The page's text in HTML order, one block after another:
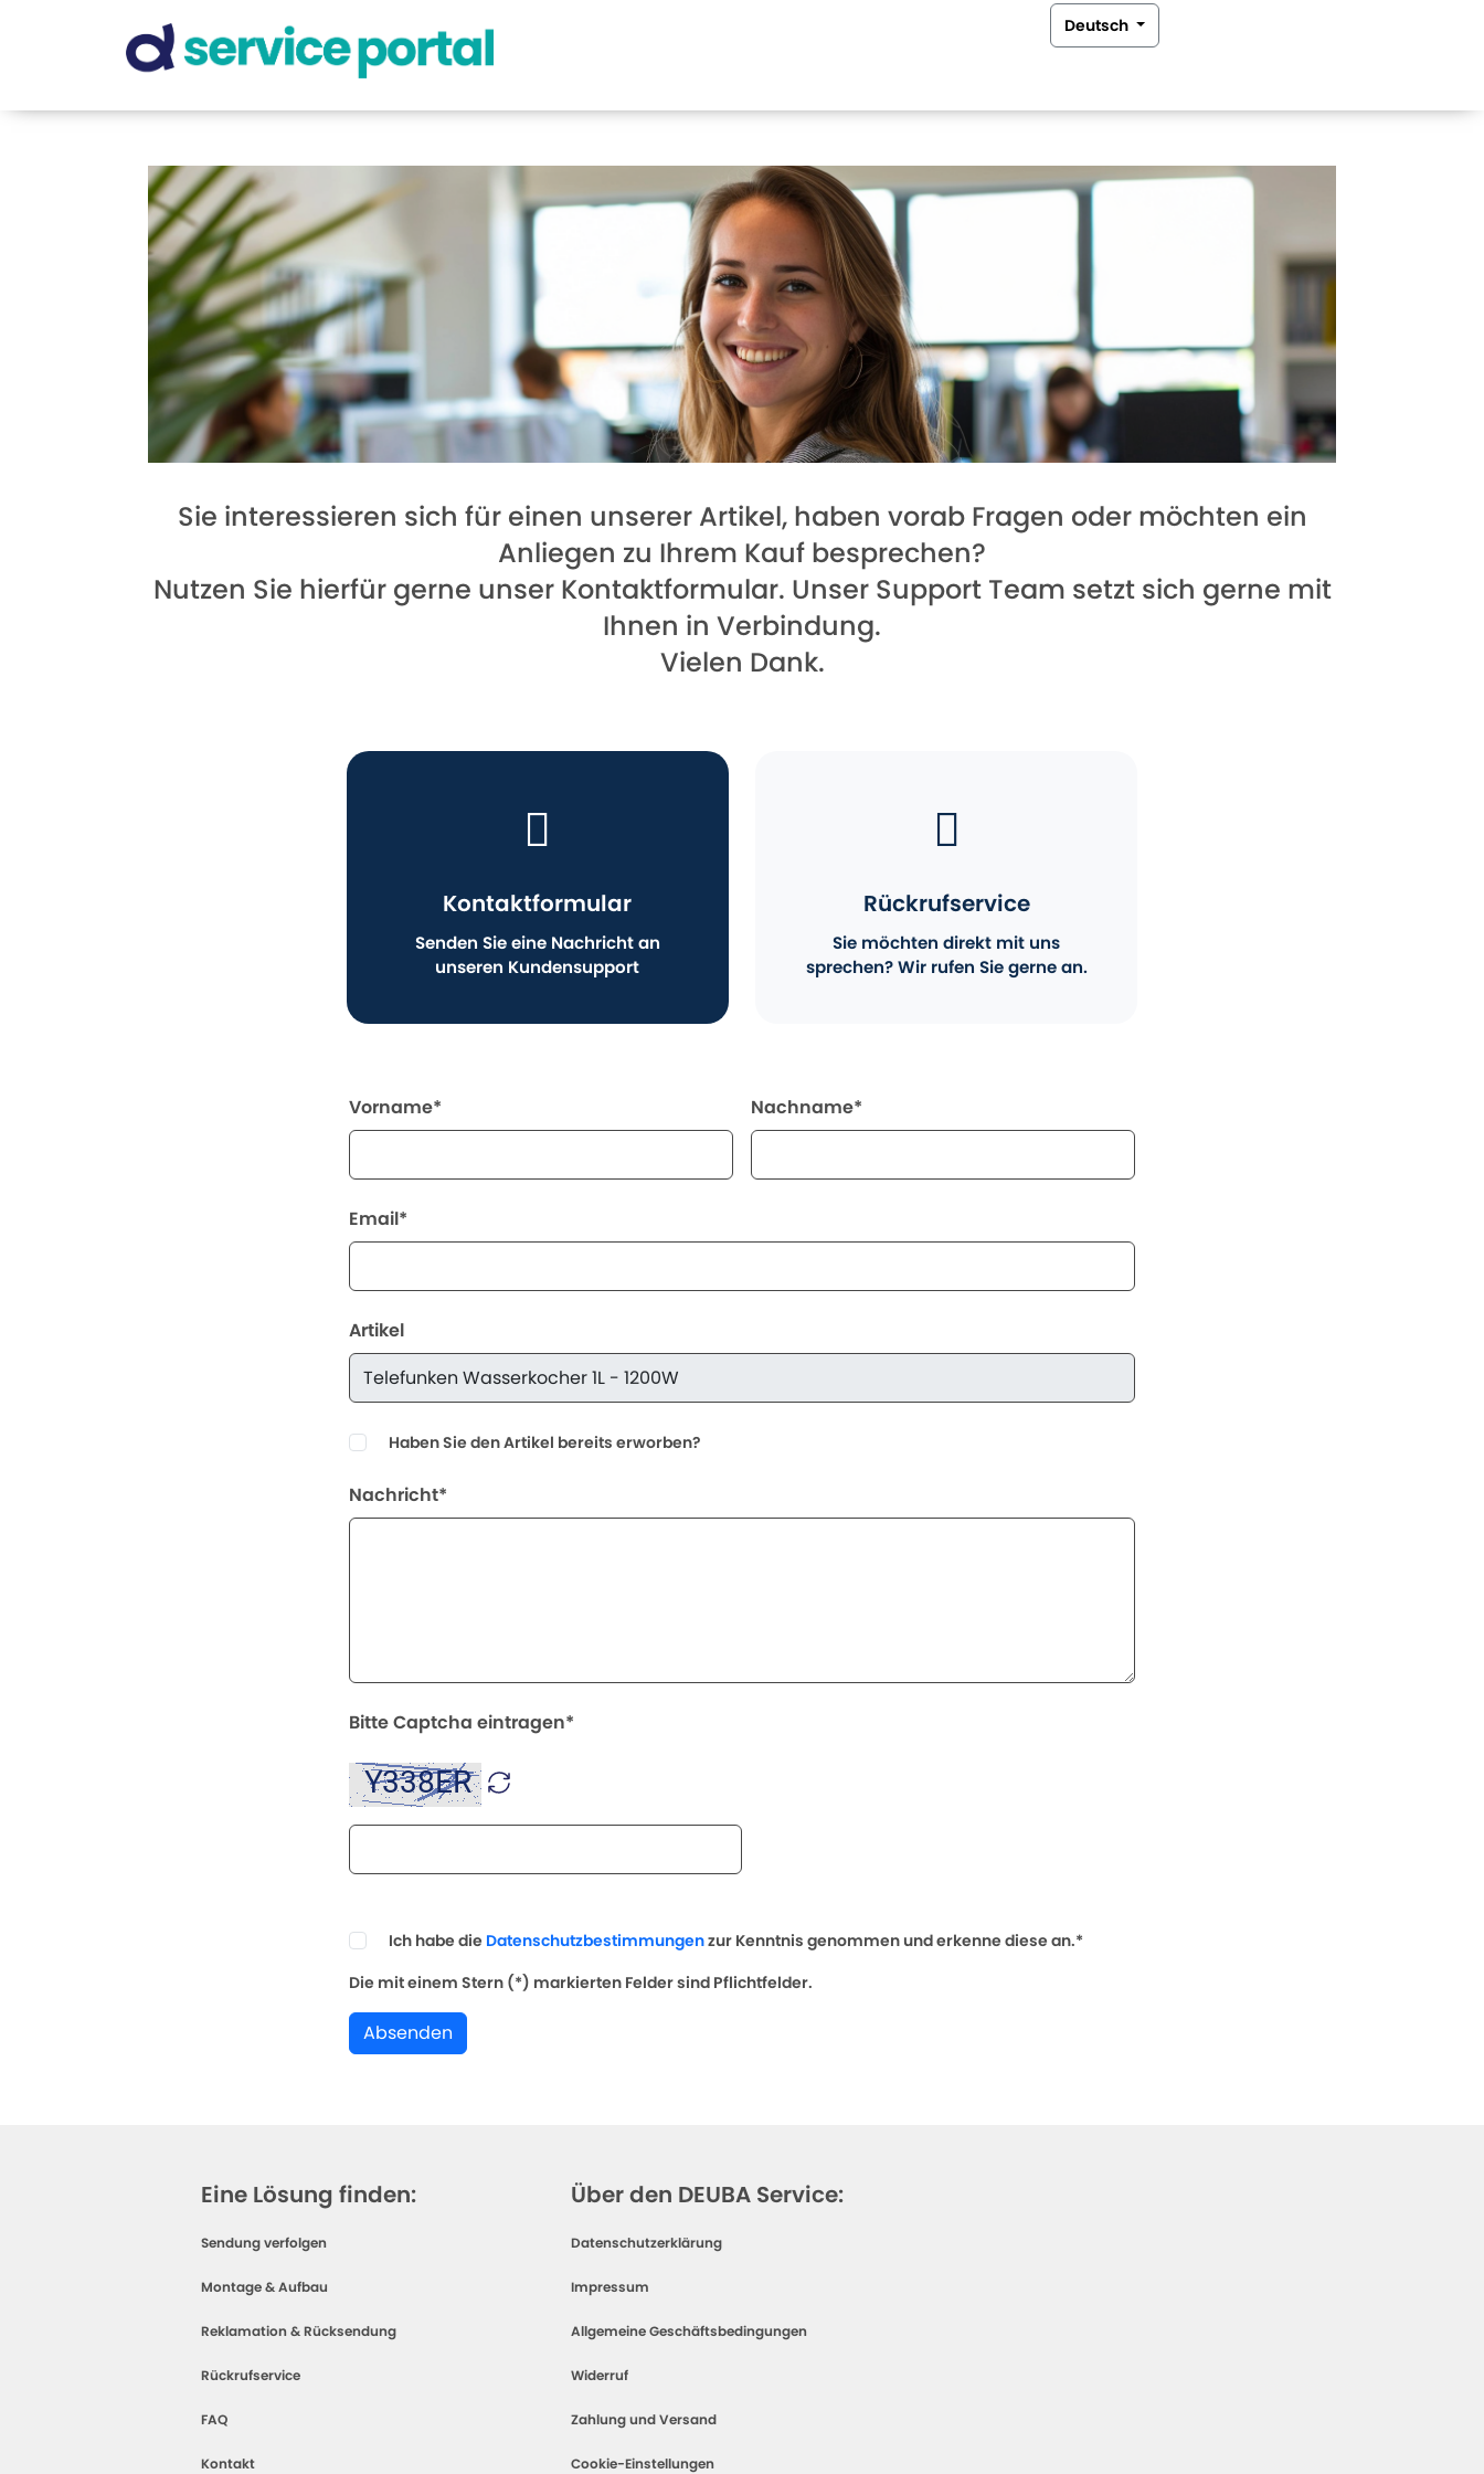
Deutsch
Sie interessieren sich für einen unserer Artikel, haben vorab Fragen oder möchten ein
Anliegen zu Ihrem Kauf besprechen?
Nutzen Sie hierfür gerne unser Kontaktformular. Unser Support Team setzt sich gerne mit
Ihnen in Verbindung.
Vielen Dank.
Kontaktformular
Senden Sie eine Nachricht an
unseren Kundensupport
Rückrufservice
Sie möchten direkt mit uns
sprechen? Wir rufen Sie gerne an.
Vorname* Nachname*
Email*
Artikel
Haben Sie den Artikel bereits erworben?
Nachricht*
Bitte Captcha eintragen*
Ich habe die Datenschutzbestimmungenzur Kenntnis genommen und erkenne diese an.*
Die mit einem Stern (*) markierten Felder sind Pflichtfelder.
Absenden
Eine Lösung finden:
Sendung verfolgen
Montage & Aufbau
Reklamation & Rücksendung
Rückrufservice
FAQ
Kontakt
Über den DEUBA Service:
Datenschutzerklärung
Impressum
Allgemeine Geschäftsbedingungen
Widerruf
Zahlung und Versand
Cookie-Einstellungen